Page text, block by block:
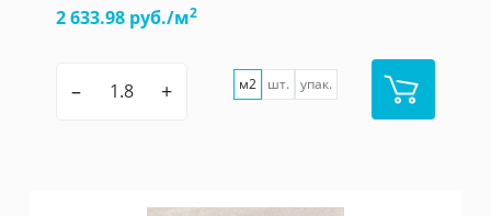
2 633.98 руб./м2
– + м2 шт. упак.